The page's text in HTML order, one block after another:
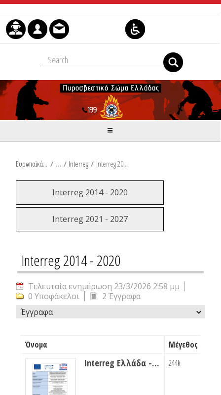
Μετάβαση στο περιεχόμενο
Ευρωπαϊκά & Αναπτυξιακά Προγράμματα / Interreg / Interreg 2014 - 2020
Interreg 2014 - 2020
Interreg 2021 - 2027
Interreg 2014 - 2020
Τελευταία ενημέρωση 23/3/2026 2:58 μμ
0 Υποφάκελοι
2 Έγγραφα
Έγγραφα
Όνομα Μέγεθος
Interreg Ελλάδα - Κύπρος ΗΡΩΝ 244k